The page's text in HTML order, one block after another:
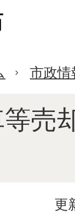
市政情
売
更